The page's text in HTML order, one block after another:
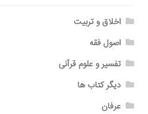
اخلاق و تربیت
اصول فقه
تفسیر و علوم قرآنی
دیگر کتاب ها
عرفان